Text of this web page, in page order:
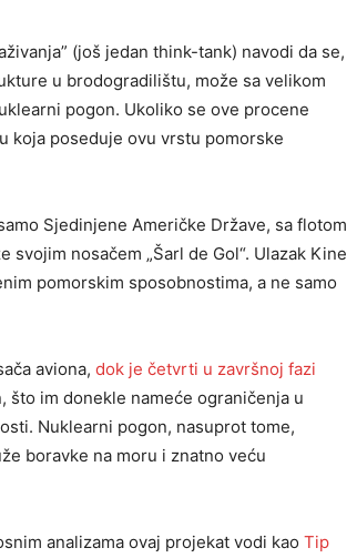
(još jedan think-tank) navodi da se,
u brodogradilištu, može sa velikom
pogon. Ukoliko se ove procene
koja poseduje ovu vrstu pomorske
Sjedinjene Američke Države, sa flotom
nosačem „Šarl de Gol“. Ulazak Kine
pomorskim sposobnostima, a ne samo
aviona, dok je četvrti u završnoj fazi
što im donekle nameće ograničenja u
Nuklearni pogon, nasuprot tome,
boravke na moru i znatno veću
analizama ovaj projekat vodi kao Tip